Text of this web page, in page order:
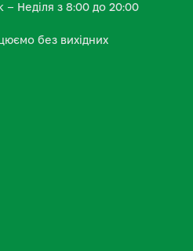
– Неділя з 8:00 до 20:00
без вихідних